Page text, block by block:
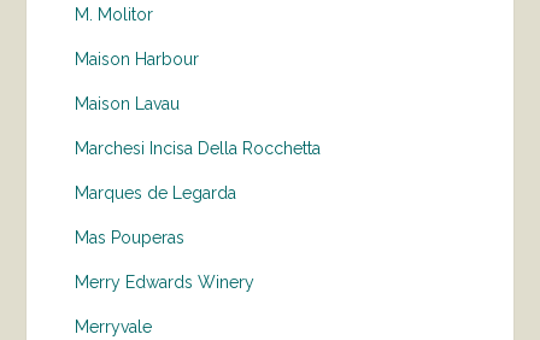
M. Molitor
Maison Harbour
Maison Lavau
Marchesi Incisa Della Rocchetta
Marques de Legarda
Mas Pouperas
Merry Edwards Winery
Merryvale